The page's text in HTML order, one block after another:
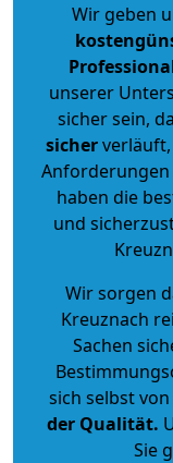
Wir geben
unserer
sicher sein,
sicherverläuft,
haben die
und
Wir sorgen
Kreuznach
Sachen
sich selbst
der Qualität.
Sie